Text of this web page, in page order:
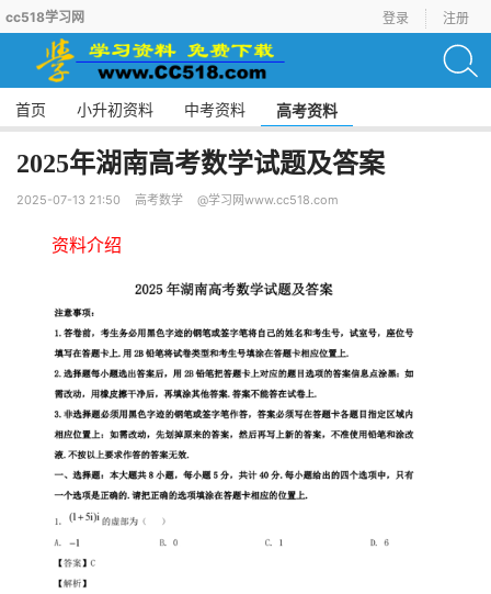
cc518学习网 登录 注册
首页 小升初资料 中考资料 高考资料
2025年湖南高考数学试题及答案
2025-07-13 21:50 高考数学 @学习网www.cc518.com
资料介绍